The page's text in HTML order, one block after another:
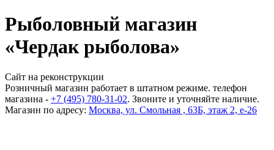
Рыболовный магазин
«Чердак рыболова»
Сайт на реконструкции
Розничный магазин работает в штатном режиме. телефон
магазина - +7 (495) 780-31-02. Звоните и уточняйте наличие.
Магазин по адресу: Москва, ул. Смольная , 63Б, этаж 2, е-26